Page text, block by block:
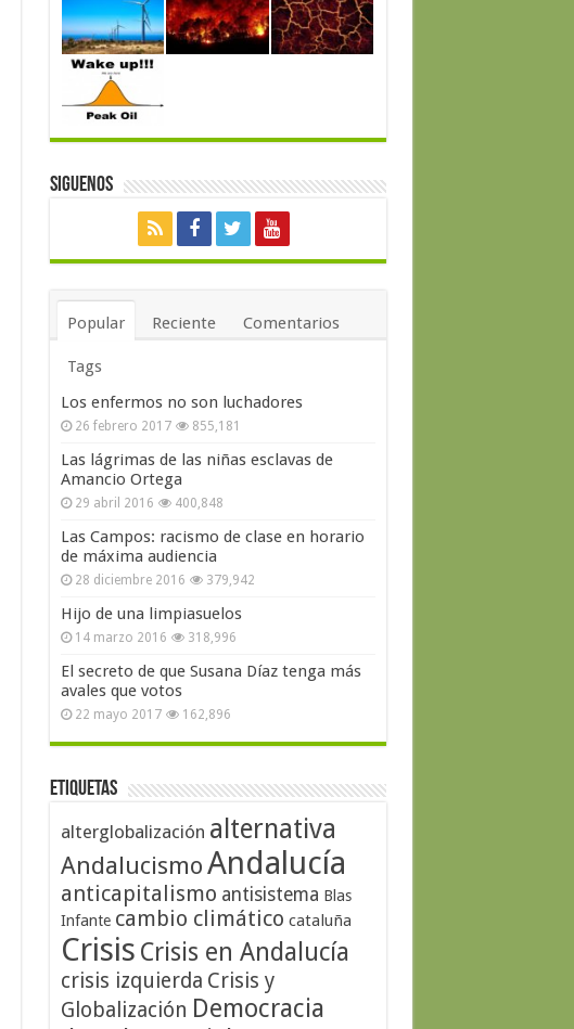
Siguenos
Popular Reciente Comentarios
Tags
Los enfermos no son luchadores
26 febrero 2017 855,181
Las lágrimas de las niñas esclavas de
Amancio Ortega
29 abril 2016 400,848
Las Campos: racismo de clase en horario
de máxima audiencia
28 diciembre 2016 379,942
Hijo de una limpiasuelos
14 marzo 2016 318,996
El secreto de que Susana Díaz tenga más
avales que votos
22 mayo 2017 162,896
Etiquetas
alterglobalización alternativa
AndalucismoAndalucía
anticapitalismo antisistema Blas
Infante cambio climático cataluña
Crisis Crisis en Andalucía
crisis izquierda Crisis y
Globalización Democracia